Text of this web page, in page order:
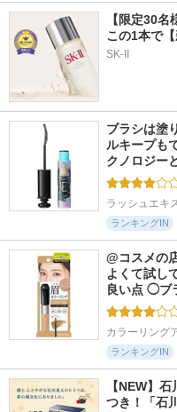
【限定30
この1本で
SK-II
ブラシは塗
ルキープも
クノロジー
ラッシュエキ
ランキングIN
@コスメの
よくて試し
良い点 ◯ブ
カラーリング
ランキングIN
【NEW】
つき！「石